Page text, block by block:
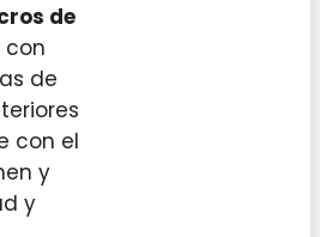
de
con
de
con el
y
y